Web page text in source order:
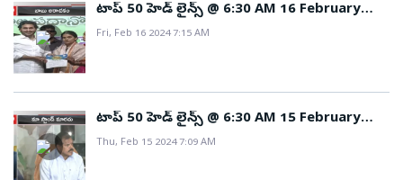
టాప్ 50 హెడ్ లైన్స్ @ 6:30 AM 16 February
2024
Fri, Feb 16 2024 7:15 AM
టాప్ 50 హెడ్ లైన్స్ @ 6:30 AM 15 February
2024
Thu, Feb 15 2024 7:09 AM